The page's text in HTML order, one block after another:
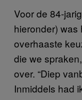
Voor de 84-
hieronder)
overhaaste
die we
over. “Diep
Inmiddels had